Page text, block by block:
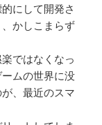
にして開発さ
かしこまらず
ではなくなっ
ムの世界に没
、最近のスマ